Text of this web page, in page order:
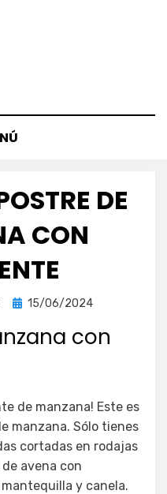
DE
CON
Publicada
15/06/2024
con
de manzana! Este es
manzana. Sólo tienes
cortadas en rodajas
avena con
y canela.